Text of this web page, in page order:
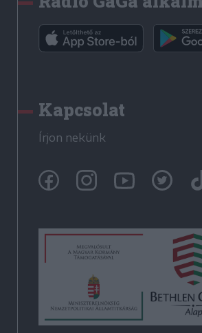
Kapcsolat
Írjon nekünk